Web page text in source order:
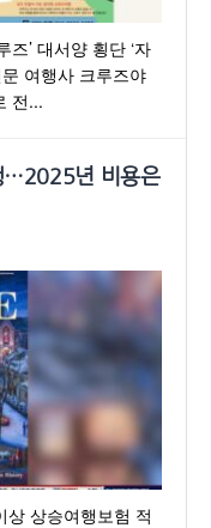
’ 대서양 횡단 ‘자
여행사 크루즈야
전...
…2025년 비용은
상 상승여행보험 적